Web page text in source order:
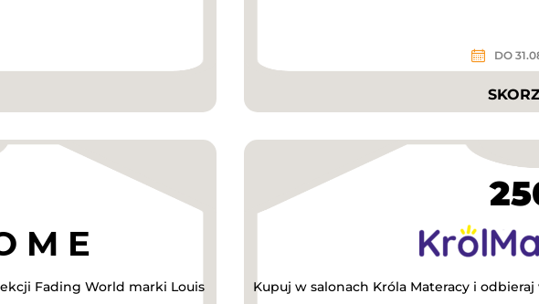
DO
Fading World marki Louis
Kupuj w salonach Króla Materacy i